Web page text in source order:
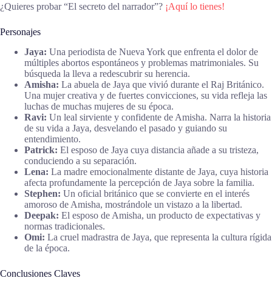
¿Quieres probar “El secreto del narrador”? ¡Aquí lo tienes!
Personajes
Jaya: Una periodista de Nueva York que enfrenta el dolor de
múltiples abortos espontáneos y problemas matrimoniales. Su
búsqueda la lleva a redescubrir su herencia.
Amisha: La abuela de Jaya que vivió durante el Raj Británico.
Una mujer creativa y de fuertes convicciones, su vida refleja las
luchas de muchas mujeres de su época.
Ravi: Un leal sirviente y confidente de Amisha. Narra la historia
de su vida a Jaya, desvelando el pasado y guiando su
entendimiento.
Patrick: El esposo de Jaya cuya distancia añade a su tristeza,
conduciendo a su separación.
Lena: La madre emocionalmente distante de Jaya, cuya historia
afecta profundamente la percepción de Jaya sobre la familia.
Stephen: Un oficial británico que se convierte en el interés
amoroso de Amisha, mostrándole un vistazo a la libertad.
Deepak: El esposo de Amisha, un producto de expectativas y
normas tradicionales.
Omi: La cruel madrastra de Jaya, que representa la cultura rígida
de la época.
Conclusiones Claves